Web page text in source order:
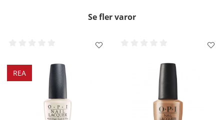
Se fler varor
REA